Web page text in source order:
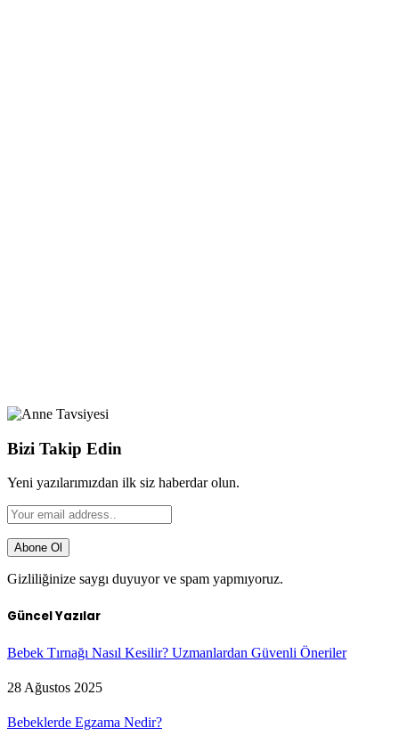
Bizi Takip Edin
Yeni yazılarımızdan ilk siz haberdar olun.
Gizliliğinize saygı duyuyor ve spam yapmıyoruz.
Güncel Yazılar
Bebek Tırnağı Nasıl Kesilir? Uzmanlardan Güvenli Öneriler
28 Ağustos 2025
Bebeklerde Egzama Nedir?